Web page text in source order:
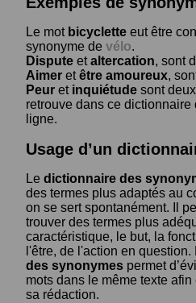
Le mot bicyclette eut être
synonyme de vélo.
Dispute etaltercation, sont
Aimer etêtre amoureux,
Peur et inquiétude sont
retrouve dans ce dictionnaire
ligne.
Usage d’un
Le dictionnaire des
des termes plus adaptés au
on se sert spontanément. Il
trouver des termes plus
caractéristique, le but, la
l'être, de l'action en question.
des synonymes permet
mots dans le même texte
sa rédaction.